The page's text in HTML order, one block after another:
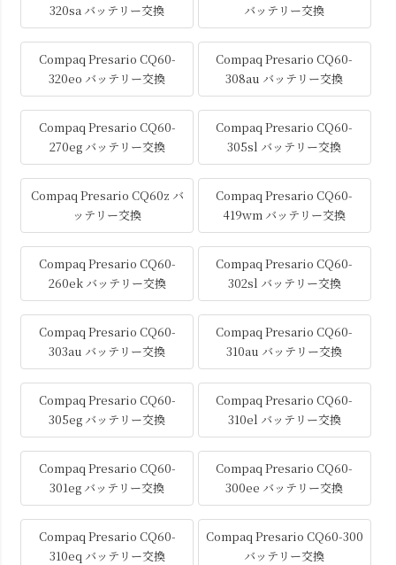
320sa バッテリー交換
バッテリー交換
Compaq Presario CQ60-
320eo バッテリー交換
Compaq Presario CQ60-
308au バッテリー交換
Compaq Presario CQ60-
270eg バッテリー交換
Compaq Presario CQ60-
305sl バッテリー交換
Compaq Presario CQ60z バ
ッテリー交換
Compaq Presario CQ60-
419wm バッテリー交換
Compaq Presario CQ60-
260ek バッテリー交換
Compaq Presario CQ60-
302sl バッテリー交換
Compaq Presario CQ60-
303au バッテリー交換
Compaq Presario CQ60-
310au バッテリー交換
Compaq Presario CQ60-
305eg バッテリー交換
Compaq Presario CQ60-
310el バッテリー交換
Compaq Presario CQ60-
301eg バッテリー交換
Compaq Presario CQ60-
300ee バッテリー交換
Compaq Presario CQ60-
310eq バッテリー交換
Compaq Presario CQ60-300
バッテリー交換